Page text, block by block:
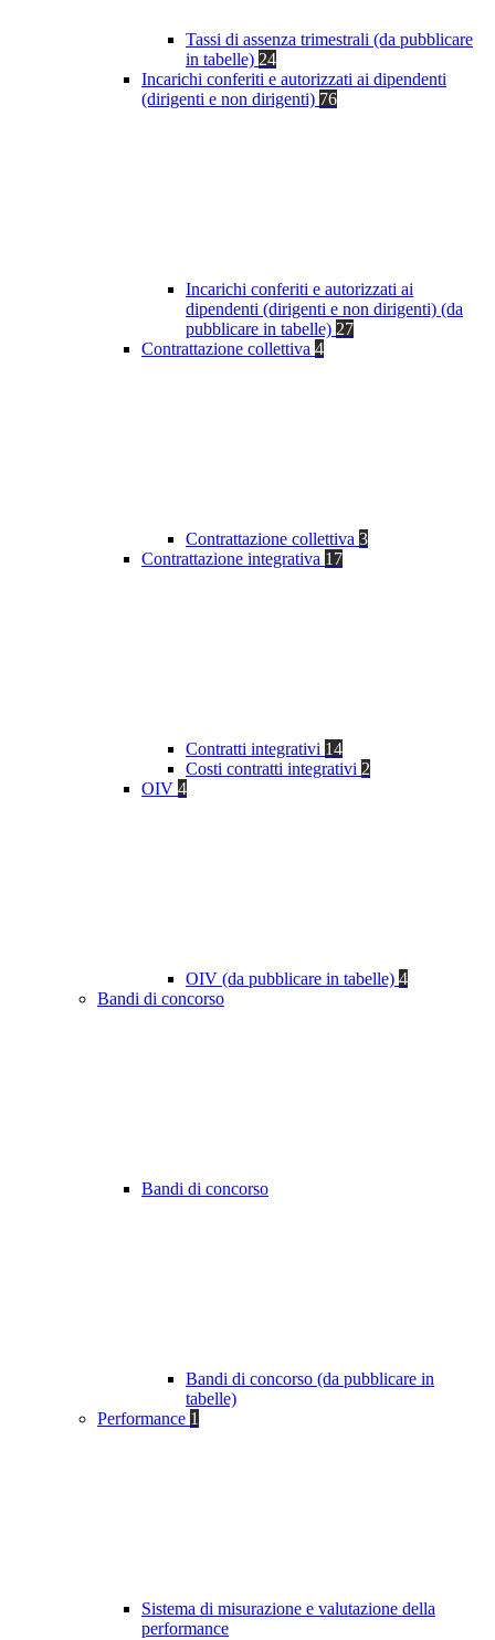
Tassi di assenza trimestrali (da pubblicare
in tabelle) 24
Incarichi conferiti e autorizzati ai dipendenti
(dirigenti e non dirigenti) 76
Incarichi conferiti e autorizzati ai
dipendenti (dirigenti e non dirigenti) (da
pubblicare in tabelle) 27
Contrattazione collettiva 4
Contrattazione collettiva 3
Contrattazione integrativa 17
Contratti integrativi 14
Costi contratti integrativi 2
OIV 4
OIV (da pubblicare in tabelle) 4
Bandi di concorso
Bandi di concorso
Bandi di concorso (da pubblicare in
tabelle)
Performance 1
Sistema di misurazione e valutazione della
performance